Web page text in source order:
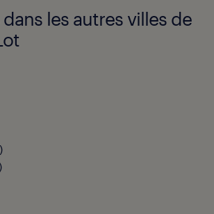
les autres villes de
)